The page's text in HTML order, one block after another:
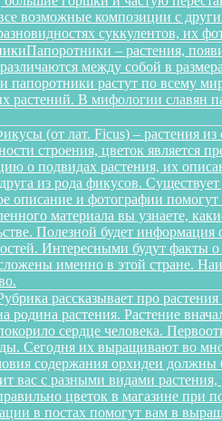
возможные композиции с
суккулентов, их
Папоротники – растения,
между собой в
папоротники растут по всему
растений. В мифологии славян
(от лат. Ficus) – растения
строения, цветок является
о подвидах растения, их
из рода фикусов.
описание и фотографии
материала вы узнаете,
Полезной будет
Интересными будут факты
именно в этой стране.
рассказывает про
родина растения. Растение
сердце человека.
Сегодня их выращивают во
содержания орхидеи
вас с разными видами
цветок в магазине при
в постах помогут вам в